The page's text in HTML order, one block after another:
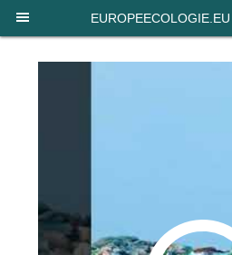
EUROPEECOLOGIE.EU